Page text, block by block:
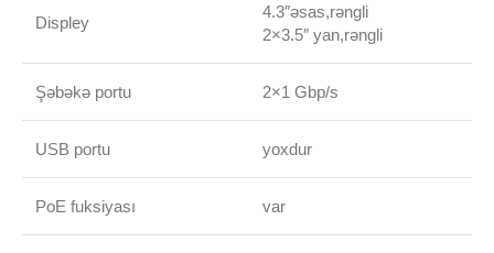
Displey
4.3″əsas,rəngli
2×3.5″ yan,rəngli
Şəbəkə portu 2×1 Gbp/s
USB portu yoxdur
PoE fuksiyası var